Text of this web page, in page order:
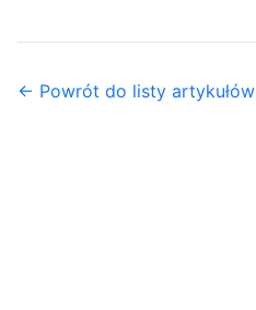
← Powrót do listy artykułów